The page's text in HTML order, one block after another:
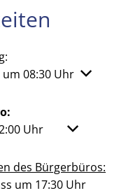
oder Schließzeiten
08:30 Uhr
oder
Uhr Von 07:30
des Bürgerbüros:
um 17:30 Uhr